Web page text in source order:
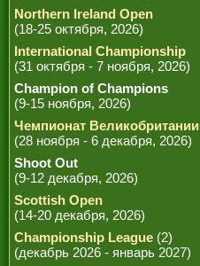
Northern Ireland Open
(18-25 октября, 2026)
International Championship
(31 октября - 7 ноября, 2026)
Champion of Champions
(9-15 ноября, 2026)
Чемпионат Великобритании
(28 ноября - 6 декабря, 2026)
Shoot Out
(9-12 декабря, 2026)
Scottish Open
(14-20 декабря, 2026)
Championship League (2)
(декабрь 2026 - январь 2027)